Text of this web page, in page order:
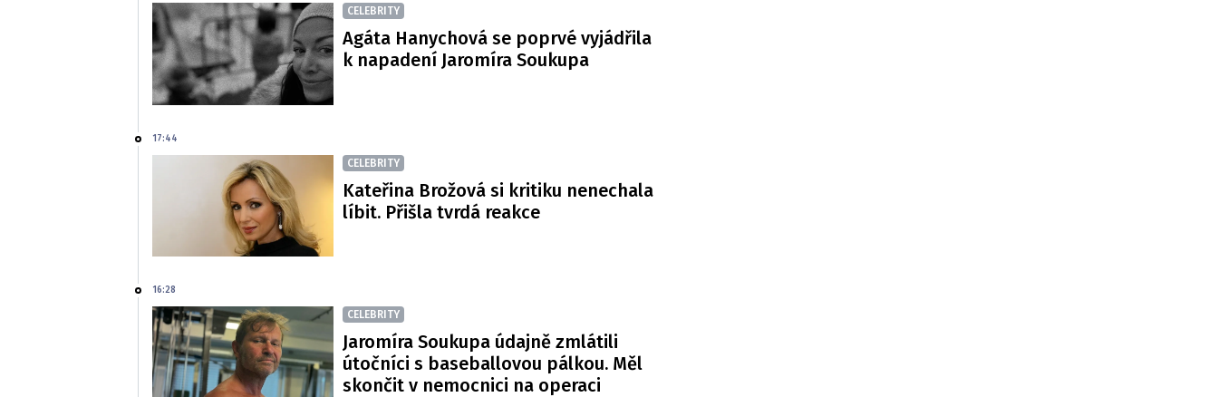
CELEBRITY
Agáta Hanychová se poprvé vyjádřila
k napadení Jaromíra Soukupa
17:44
CELEBRITY
Kateřina Brožová si kritiku nenechala
líbit. Přišla tvrdá reakce
16:28
CELEBRITY
Jaromíra Soukupa údajně zmlátili
útočníci s baseballovou pálkou. Měl
skončit v nemocnici na operaci